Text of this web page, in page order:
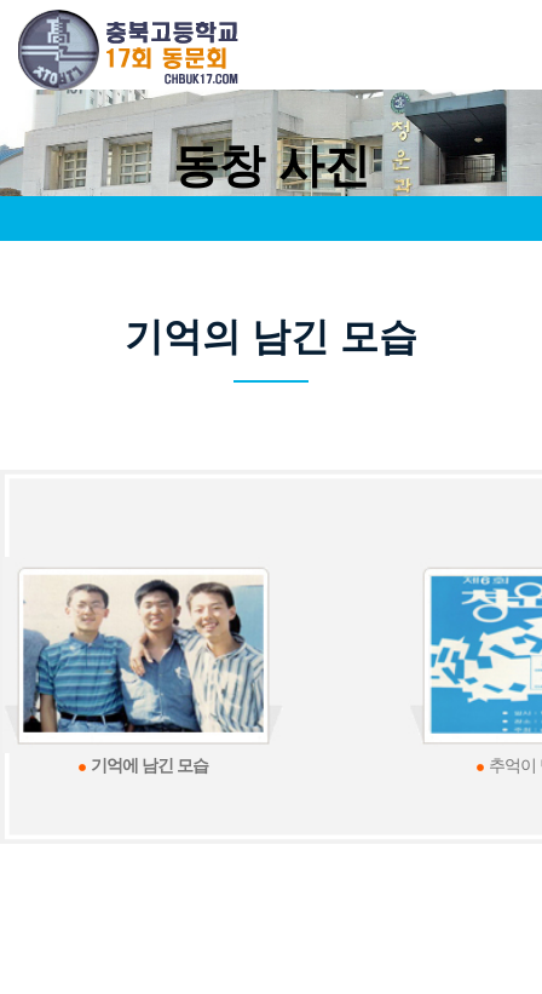
동창 사진
기억의 남긴 모습
기억에 남긴 모습 추억이